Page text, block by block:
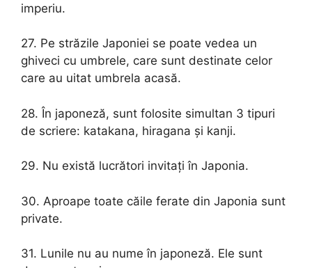
imperiu.
27. Pe străzile Japoniei se poate vedea un
ghiveci cu umbrele, care sunt destinate celor
care au uitat umbrela acasă.
28. În japoneză, sunt folosite simultan 3 tipuri
de scriere: katakana, hiragana și kanji.
29. Nu există lucrători invitați în Japonia.
30. Aproape toate căile ferate din Japonia sunt
private.
31. Lunile nu au nume în japoneză. Ele sunt